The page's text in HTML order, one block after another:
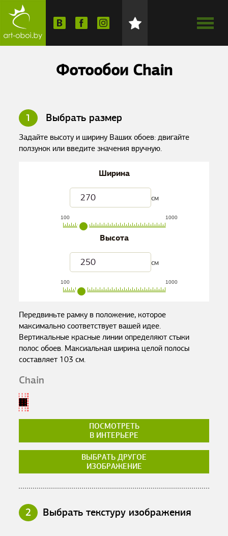
Фотообои Chain
1 Выбрать размер
Задайте высоту и ширину Ваших обоев: двигайте
ползунок или введите значения вручную.
Ширина
см
100 1000
Высота
см
100 1000
Передвиньте рамку в положение, которое
максимально соответствует вашей идее.
Вертикальные красные линии определяют стыки
полос обоев. Максиальная ширина целой полосы
составляет 103 см.
Chain
ПОСМОТРЕТЬ
В ИНТЕРЬЕРЕ
ВЫБРАТЬ ДРУГОЕ
ИЗОБРАЖЕНИЕ
2 Выбрать текстуру изображения